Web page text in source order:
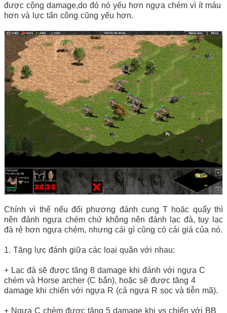
được cộng damage,do đó nó yếu hơn ngựa chém vì ít máu
hơn và lực tấn công cũng yếu hơn.
Chính vì thế nếu đối phương đánh cung T hoặc quẩy thì
nên đánh ngựa chém chứ không nên đánh lạc đà, tuy lạc
đà rẻ hơn ngựa chém, nhưng cái gì cũng có cái giá của nó.
1. Tăng lực đánh giữa các loại quân với nhau:
+ Lạc đà sẽ được tăng 8 damage khi đánh với ngựa C
chém và Horse archer (C bắn), hoặc sẽ được tăng 4
damage khi chiến với ngựa R (cả ngựa R sọc và tiễn mã).
+ Ngựa C chém được tăng 5 damage khi vs chiến với BB